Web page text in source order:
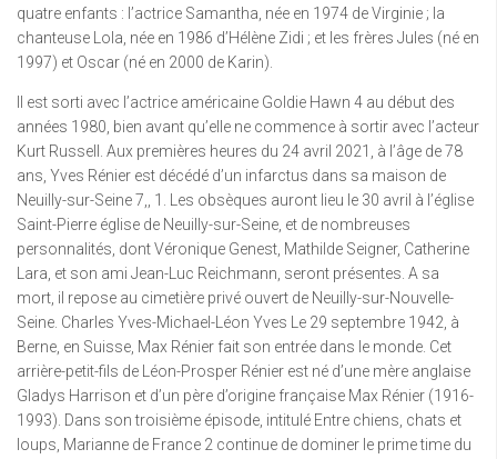
quatre enfants : l’actrice Samantha, née en 1974 de Virginie ; la
chanteuse Lola, née en 1986 d’Hélène Zidi ; et les frères Jules (né en
1997) et Oscar (né en 2000 de Karin).
Il est sorti avec l’actrice américaine Goldie Hawn 4 au début des
années 1980, bien avant qu’elle ne commence à sortir avec l’acteur
Kurt Russell. Aux premières heures du 24 avril 2021, à l’âge de 78
ans, Yves Rénier est décédé d’un infarctus dans sa maison de
Neuilly-sur-Seine 7,, 1. Les obsèques auront lieu le 30 avril à l’église
Saint-Pierre église de Neuilly-sur-Seine, et de nombreuses
personnalités, dont Véronique Genest, Mathilde Seigner, Catherine
Lara, et son ami Jean-Luc Reichmann, seront présentes. A sa
mort, il repose au cimetière privé ouvert de Neuilly-sur-Nouvelle-
Seine. Charles Yves-Michael-Léon Yves Le 29 septembre 1942, à
Berne, en Suisse, Max Rénier fait son entrée dans le monde. Cet
arrière-petit-fils de Léon-Prosper Rénier est né d’une mère anglaise
Gladys Harrison et d’un père d’origine française Max Rénier (1916-
1993). Dans son troisième épisode, intitulé Entre chiens, chats et
loups, Marianne de France 2 continue de dominer le prime time du